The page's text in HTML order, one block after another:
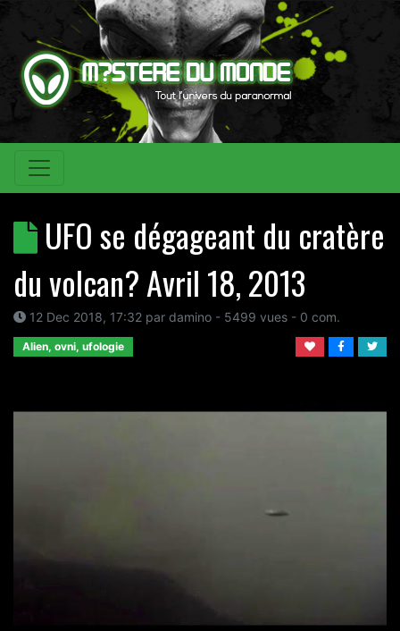
UFO se dégageant du cratère
du volcan? Avril 18, 2013
12 Dec 2018, 17:32 par damino - 5499 vues - 0 com.
Alien, ovni, ufologie